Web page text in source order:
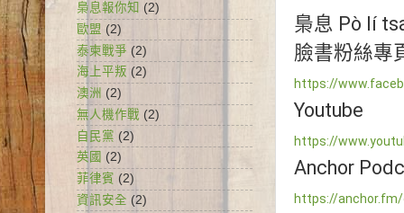
梟息 Pò lí
https://
https://
https://
梟息報你知 (2)
歐盟 (2)
泰柬戰爭 (2)
海上平叛 (2)
澳洲 (2)
無人機作戰 (2)
自民黨 (2)
英國 (2)
菲律賓 (2)
資訊安全 (2)